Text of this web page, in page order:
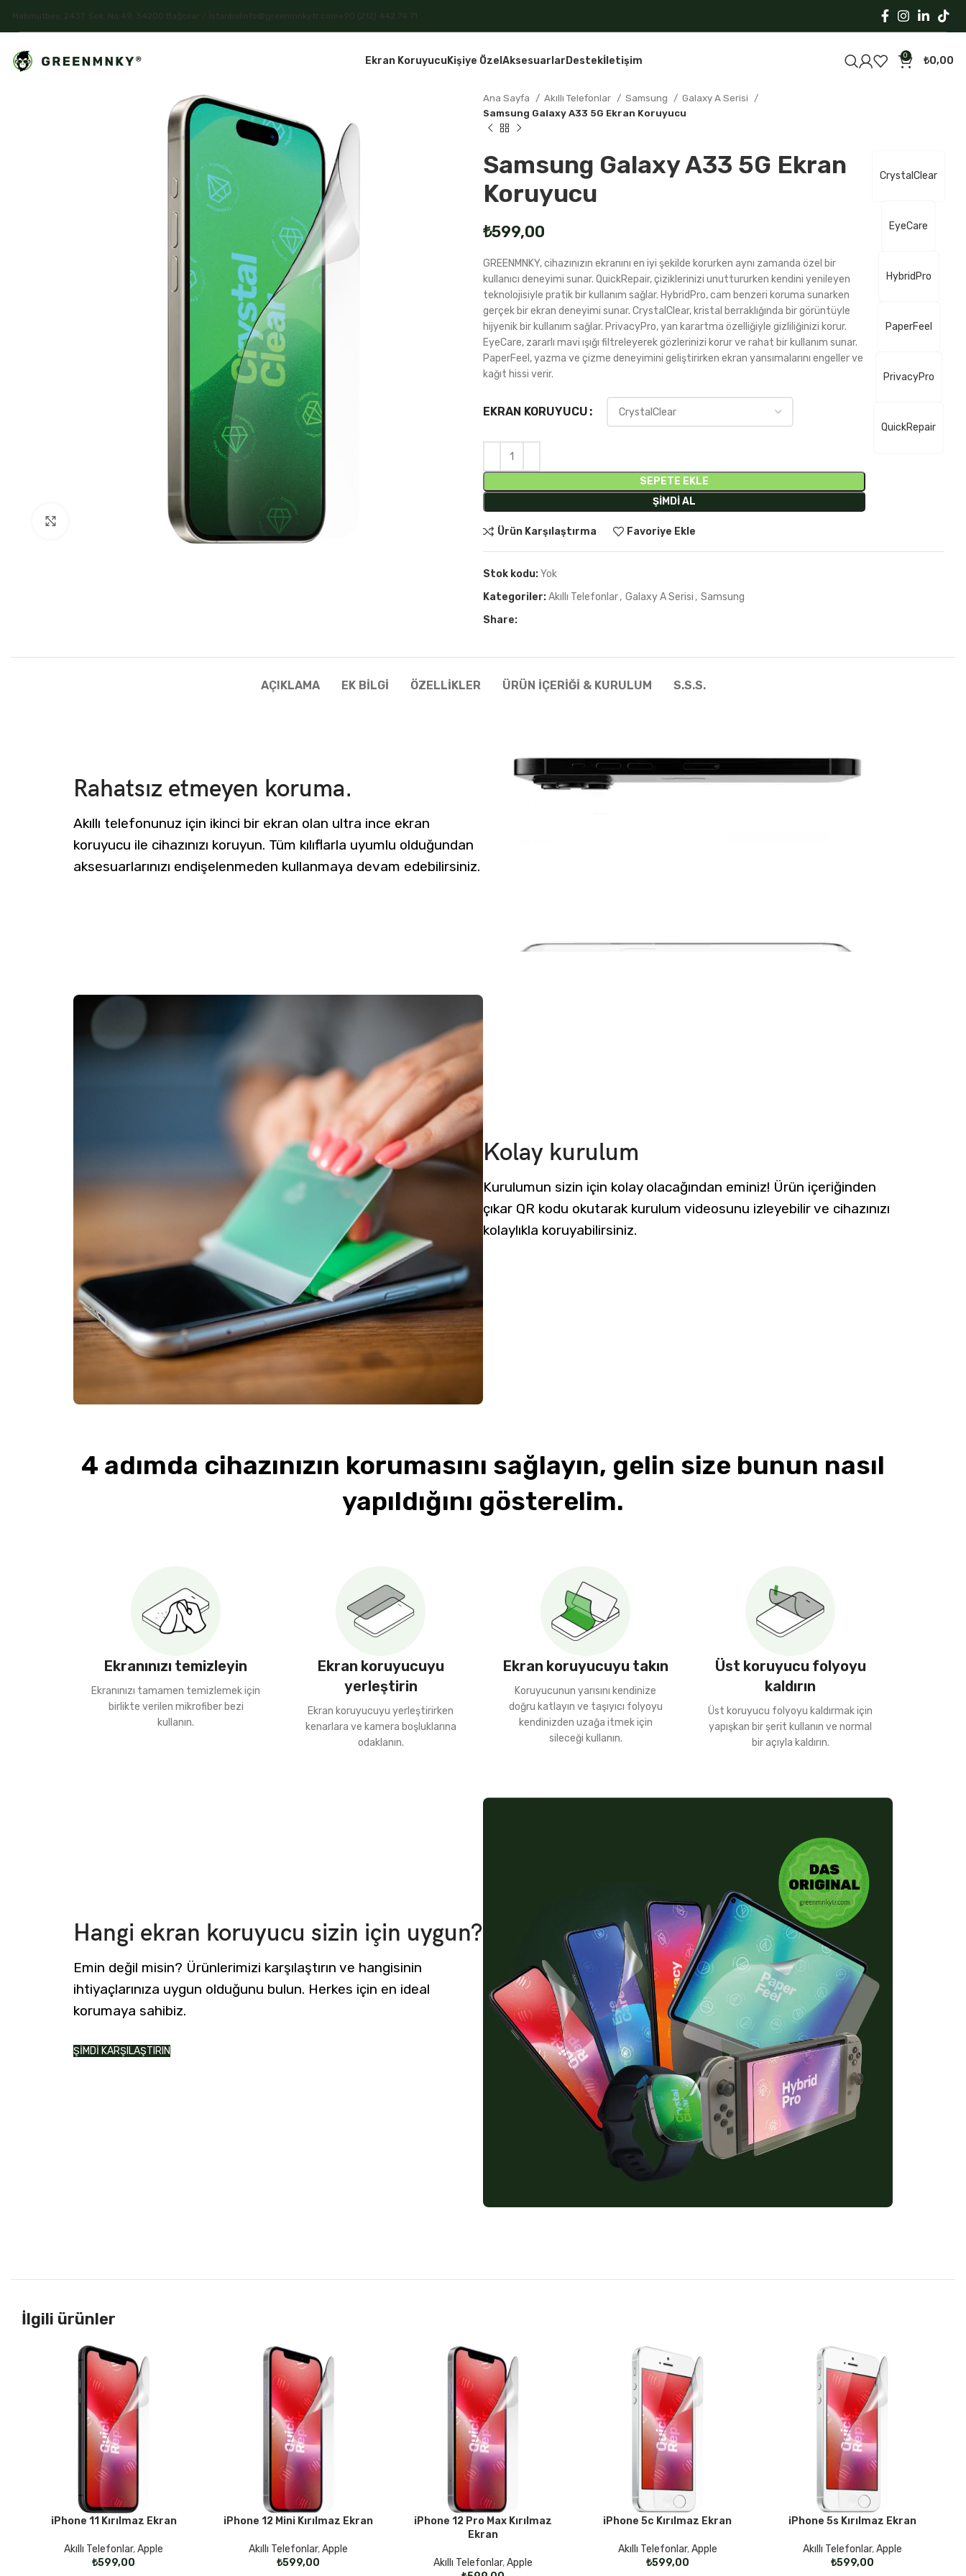
Mahmutbey, 2437. Sok. No:49, 34200 Bağcılar / İstanbulinfo@greenmnkytr.com +90 (212) 442 74 71
Ekran KoruyucuKişiye Özel Aksesuarlar Destekİletişim 0 ₺0,00
Ana Sayfa Akıllı Telefonlar Samsung
Galaxy A Serisi
Samsung Galaxy A33 5G Ekran Koruyucu
CrystalClear
EyeCare
HybridPro
PaperFeel
PrivacyPro
QuickRepair
Samsung Galaxy A33 5G Ekran
Koruyucu
₺
GREENMNKY, cihazınızın ekranını en iyi şekilde korurken aynı zamanda özel bir
kullanıcı deneyimi sunar. QuickRepair, çiziklerinizi unuttururken kendini yenileyen
teknolojisiyle pratik bir kullanım sağlar. HybridPro, cam benzeri koruma sunarken
gerçek bir ekran deneyimi sunar. CrystalClear, kristal berraklığında bir görüntüyle
hijyenik bir kullanım sağlar. PrivacyPro, yan karartma özelliğiyle gizliliğinizi korur.
EyeCare, zararlı mavi ışığı filtreleyerek gözlerinizi korur ve rahat bir kullanım sunar.
PaperFeel, yazma ve çizme deneyimini geliştirirken ekran yansımalarını engeller ve
kağıt hissi verir.
EKRAN KORUYUCU
SEPETE EKLE
ŞIMDI AL
Ürün Karşılaştırma Favoriye Ekle
Stok kodu:Yok
Kategoriler:Akıllı Telefonlar, Galaxy A Serisi , Samsung
Share:
AÇIKLAMA EK BILGI ÖZELLIKLER ÜRÜN İÇERIĞI & KURULUM S.S.S.
Rahatsız etmeyen koruma.
Akıllı telefonunuz için ikinci bir ekran olan ultra ince ekran
koruyucu ile cihazınızı koruyun. Tüm kılıflarla uyumlu olduğundan
aksesuarlarınızı endişelenmeden kullanmaya devam edebilirsiniz.
Kolay kurulum
Kurulumun sizin için kolay olacağından eminiz! Ürün içeriğinden
çıkar QR kodu okutarak kurulum videosunu izleyebilir ve cihazınızı
kolaylıkla koruyabilirsiniz.
4 adımda cihazınızın korumasını sağlayın, gelin size bunun nasıl
yapıldığını gösterelim.
Ekranınızı temizleyin
Ekranınızı tamamen temizlemek için
birlikte verilen mikrofiber bezi
kullanın.
Ekran koruyucuyu
yerleştirin
Ekran koruyucuyu yerleştirirken
kenarlara ve kamera boşluklarına
odaklanın.
Ekran koruyucuyu takın
Koruyucunun yarısını kendinize
doğru katlayın ve taşıyıcı folyoyu
kendinizden uzağa itmek için
sileceği kullanın.
Üst koruyucu folyoyu
kaldırın
Üst koruyucu folyoyu kaldırmak için
yapışkan bir şerit kullanın ve normal
bir açıyla kaldırın.
Hangi ekran koruyucu sizin için uygun?
Emin değil misin? Ürünlerimizi karşılaştırın ve hangisinin
ihtiyaçlarınıza uygun olduğunu bulun. Herkes için en ideal
korumaya sahibiz.
ŞİMDİ KARŞILAŞTIRIN
İlgili ürünler
SEÇENEKLER
iPhone 11 Kırılmaz Ekran
Akıllı Telefonlar,Apple
₺
SEÇENEKLER
iPhone 12 Mini Kırılmaz Ekran
Akıllı Telefonlar,Apple
₺
SEÇENEKLER
iPhone 12 Pro Max Kırılmaz
Ekran
Akıllı Telefonlar,Apple
SEÇENEKLER
iPhone 5c Kırılmaz Ekran
Akıllı Telefonlar,Apple
₺
SEÇENEKLER
iPhone 5s Kırılmaz Ekran
Akıllı Telefonlar,Apple
₺